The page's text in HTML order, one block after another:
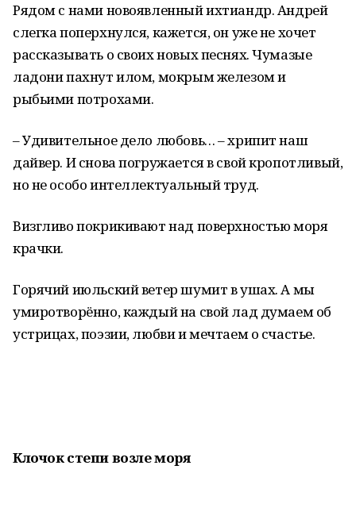
Рядом с нами новоявленный ихтиандр. Андрей
слегка поперхнулся, кажется, он уже не хочет
рассказывать о своих новых песнях. Чумазые
ладони пахнут илом, мокрым железом и
рыбьими потрохами.
– Удивительное дело любовь… – хрипит наш
дайвер. И снова погружается в свой кропотливый,
но не особо интеллектуальный труд.
Визгливо покрикивают над поверхностью моря
крачки.
Горячий июльский ветер шумит в ушах. А мы
умиротворённо, каждый на свой лад думаем об
устрицах, поэзии, любви и мечтаем о счастье.
Клочок степи возле моря